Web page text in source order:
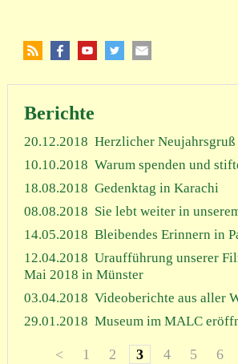
Berichte
20.12.2018 Herzlicher Neujahrsgruß
10.10.2018 Warum spenden und
18.08.2018 Gedenktag in Karachi
08.08.2018 Sie lebt weiter in
14.05.2018 Bleibendes Erinnern in
12.04.2018 Uraufführung unserer
Mai 2018 in Münster
03.04.2018 Videoberichte aus aller
29.01.2018 Museum im MALC
< 1 2 3 4 5 6